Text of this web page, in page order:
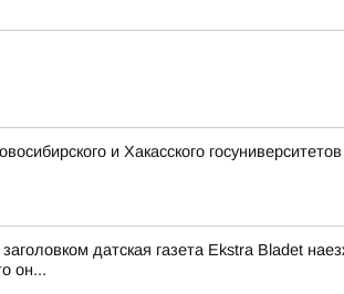
и Хакасского
датская газета Ekstra Bladet
он...